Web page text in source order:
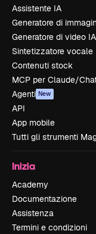
Assistente IA
Generatore di
Generatore di video IA
Sintetizzatore vocale
Contenuti stock
MCP per Claude/
Agenti New
API
App mobile
Tutti gli strumenti
Inizia
Academy
Documentazione
Assistenza
Termini e condizioni